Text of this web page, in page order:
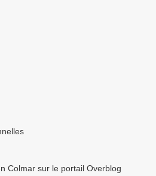
Colmar sur le portail Overblog